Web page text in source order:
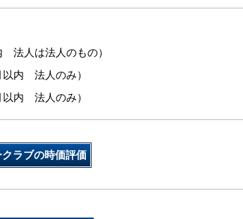
法人は法人のもの）
以内 法人のみ）
以内 法人のみ）
ラブの時価評価